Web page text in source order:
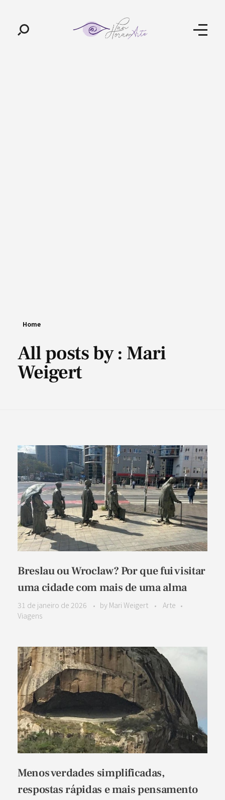
Home
All posts by : Mari
Weigert
Breslau ou Wroclaw? Por que fui visitar
uma cidade com mais de uma alma
31 de janeiro de 2026 by Mari Weigert
Arte
Viagens
Menos verdades simplificadas,
respostas rápidas e mais pensamento